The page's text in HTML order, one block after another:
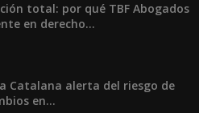
total: por qué TBF Abogados
en derecho...
Catalana alerta del riesgo de
en...